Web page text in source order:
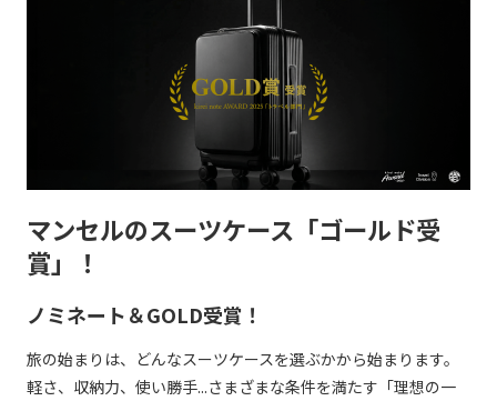
マンセルのスーツケース「ゴールド受
賞」！
ノミネート＆GOLD受賞！
旅の始まりは、どんなスーツケースを選ぶかから始まります。
軽さ、収納力、使い勝手...さまざまな条件を満たす「理想の一